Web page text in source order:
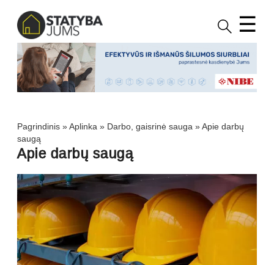
☰
Pagrindinis »Aplinka » Darbo, gaisrinė sauga »Apie darbų
saugą
Apie darbų saugą